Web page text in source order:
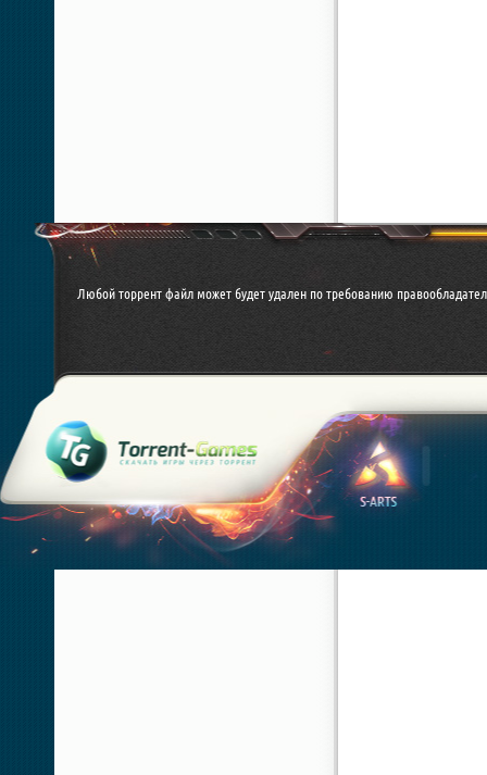
Любой торрент файл может будет удален по требованию